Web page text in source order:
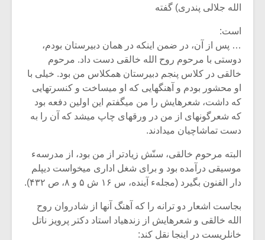
الله جلالی پندری) گفته
است:
… پس از آن، در ضمن این‏که در همان دبیرستان بودم،
دوستی با مرحوم‏ روح الله خالقی دست داد. مرحوم
خالقی در کلاس پنجم دبیرستان‏ همکلاس من بود. خیلی با
او محشور بودم و آهنگهایی که او می‏ساخت و کنسرتهایی
که داشت، شعرهایش را من می‏گفتم این اولین دفعه بود
که‏ شعرگونه‏ای از من در ورقه‏ای چاپ می‏شد که آن را به
دست تماشاچیان‏ می‏دادند.
البته مرحوم خالقی، سنّش زیادتر از من بود، از مدرسهء
موسیقی‏ درآمده بود و برای شغل اداری می‏خواست دیپلم
دار الفنون بگیرد (مجلهء آینده، س ۱۶ ش ۵ و ۸، ص ۴۳۲).
بجاست اشعار دو ترانه را که آهنگ آنها از شادروان روح
الله خالقی و شعرهایش از زنده‏یاد استاد دکتر پرویز ناتل
خانلری‏ست در این‏جا نقل کند:
مشهورترین باشی،